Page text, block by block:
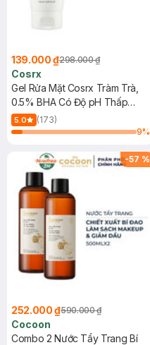
139.000 ₫298.000 ₫
Cosrx
Gel Rửa Mặt Cosrx Tràm Trà,
0.5% BHA Có Độ pH Thấp
150ml
5.0
(173)
9%
-57 %
252.000 ₫590.000 ₫
Cocoon
Combo 2 Nước Tẩy Trang Bí